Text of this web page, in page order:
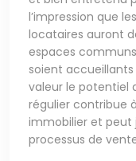
l’impression que
locataires auront
espaces
soient
valeur le potentiel
régulier contribue
immobilier et peut
processus de